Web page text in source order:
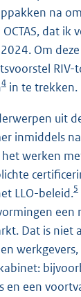
na
dat ik
Om
RIV-
4 in te trekken.
uit
inmiddels
werken
LLO-beleid.5
Dat is niet
en een